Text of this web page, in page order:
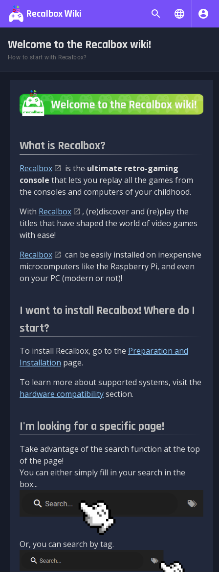
Recalbox Wiki
Welcome to the Recalbox wiki!
How to start with Recalbox?
What is Recalbox?
Recalbox is the ultimate retro-gaming
console that lets you replay all the games from
the consoles and computers of your childhood.
With Recalbox
, (re)discover and (re)play the
titles that have shaped the world of video games
with ease!
Recalbox
can be easily installed on inexpensive
microcomputers like the Raspberry Pi, and even
on your PC (modern or not)!
I want to install Recalbox! Where do I
start?
To install Recalbox, go to the Preparation and
Installation page.
To learn more about supported systems, visit the
hardware compatibilitysection.
I'm looking for a specific page!
Take advantage of the search function at the top
of the page!
You can either simply fill in your search in the
box...
Or, you can search by tag.